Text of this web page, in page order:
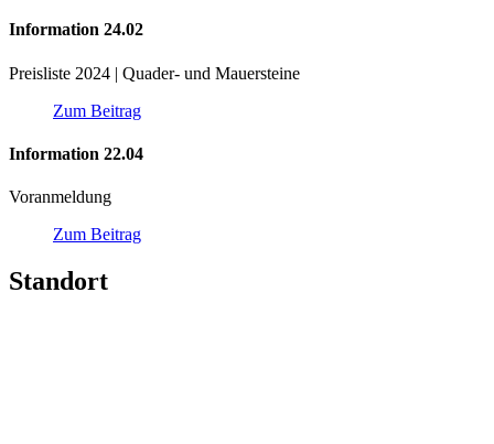
Information 24.02
Preisliste 2024 | Quader- und Mauersteine
Zum Beitrag
Information 22.04
Voranmeldung
Zum Beitrag
Standort